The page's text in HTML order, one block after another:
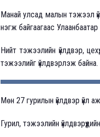
Манай улсад малын тэжээл
нэгж байгаагаас
Нийт тэжээлийн үйлдвэр,
тэжээлийг үйлдвэрлэж байна.
Мөн 27 гурилын үйлдвэр үйл
Гурил, тэжээлийн